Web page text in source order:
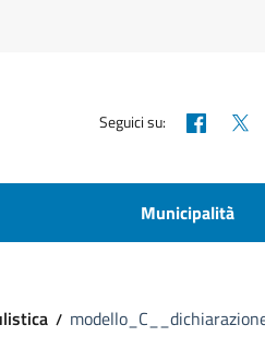
Seguici su:
Municipalità